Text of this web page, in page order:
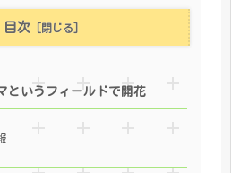
目次
というフィールドで開花